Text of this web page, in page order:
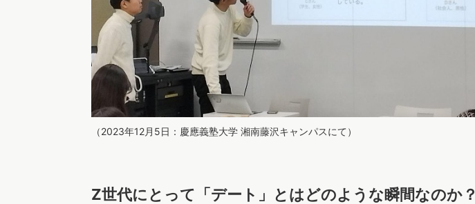
（2023年12月5日：慶應義塾大学 湘南藤沢キャンパスにて）
Z世代にとって「デート」とはどのような瞬間なのか？